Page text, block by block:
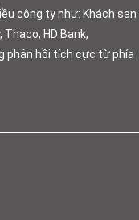
công ty như: Khách sạn
HD Bank,
phản hồi tích cực từ phía